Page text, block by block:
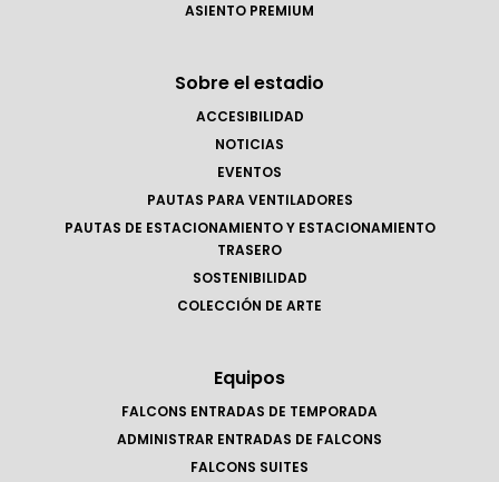
ASIENTO PREMIUM
Sobre el estadio
ACCESIBILIDAD
NOTICIAS
EVENTOS
PAUTAS PARA VENTILADORES
PAUTAS DE ESTACIONAMIENTO Y ESTACIONAMIENTO
TRASERO
SOSTENIBILIDAD
COLECCIÓN DE ARTE
Equipos
FALCONS ENTRADAS DE TEMPORADA
ADMINISTRAR ENTRADAS DE FALCONS
FALCONS SUITES